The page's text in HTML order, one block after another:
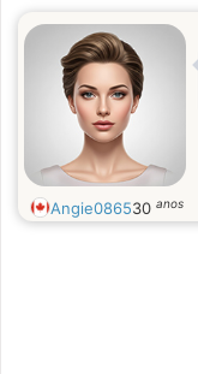
Angie086530 anos